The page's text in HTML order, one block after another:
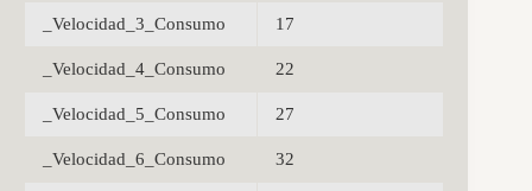
_Velocidad_3_Consumo 17
_Velocidad_4_Consumo 22
_Velocidad_5_Consumo 27
_Velocidad_6_Consumo 32